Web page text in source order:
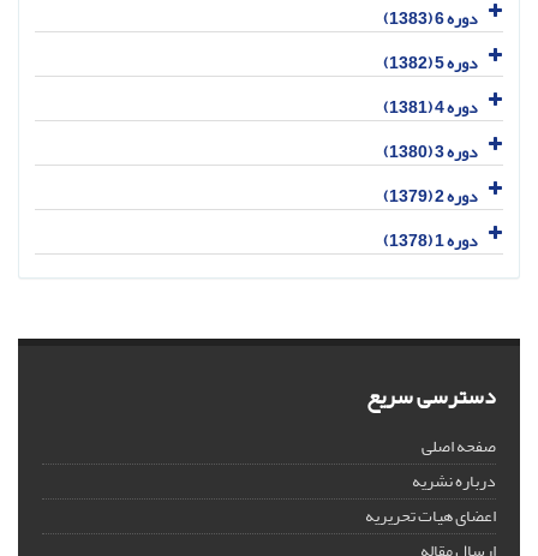
دوره 6 (1383)
دوره 5 (1382)
دوره 4 (1381)
دوره 3 (1380)
دوره 2 (1379)
دوره 1 (1378)
دسترسی سریع
صفحه اصلی
درباره نشریه
اعضای هیات تحریریه